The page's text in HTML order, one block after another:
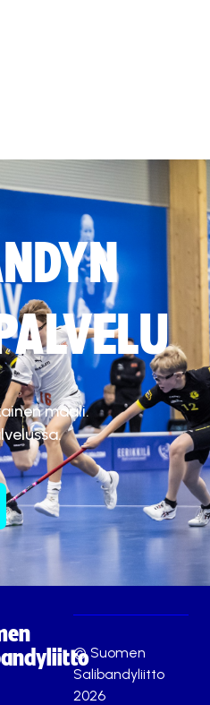
maali.
© Suomen
Salibandyliitto
2026